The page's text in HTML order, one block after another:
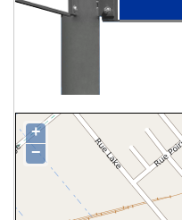
+
−